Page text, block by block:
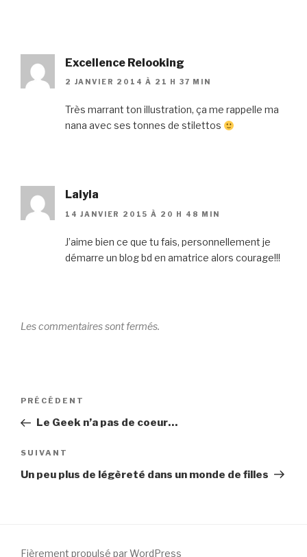
Excellence Relooking
2 JANVIER 2014 À 21 H 37 MIN
Très marrant ton illustration, ça me rappelle ma
nana avec ses tonnes de stilettos
Lalyla
14 JANVIER 2015 À 20 H 48 MIN
J’aime bien ce que tu fais, personnellement je
démarre un blog bd en amatrice alors courage!!!
Les commentaires sont fermés.
Navigation
l’article
Article
précédent
PRÉCÉDENT
Le Geek n’a pas de coeur…
Article
suivant
SUIVANT
Un peu plus de légèreté dans un monde de filles
Fièrement propulsé par WordPress